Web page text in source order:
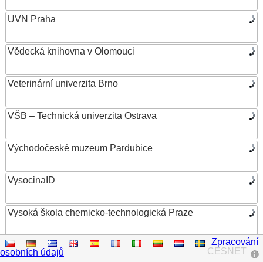
UVN Praha
Vědecká knihovna v Olomouci
Veterinární univerzita Brno
VŠB – Technická univerzita Ostrava
Východočeské muzeum Pardubice
VysocinaID
Vysoká škola chemicko-technologická Praze
Vysoká škola ekonomická v Praze
CESNET
Zpracování
osobních údajů